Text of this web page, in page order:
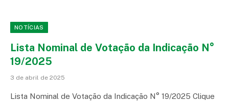
NOTÍCIAS
Lista Nominal de Votação da Indicação N°
19/2025
3 de abril de 2025
Lista Nominal de Votação da Indicação N° 19/2025 Clique